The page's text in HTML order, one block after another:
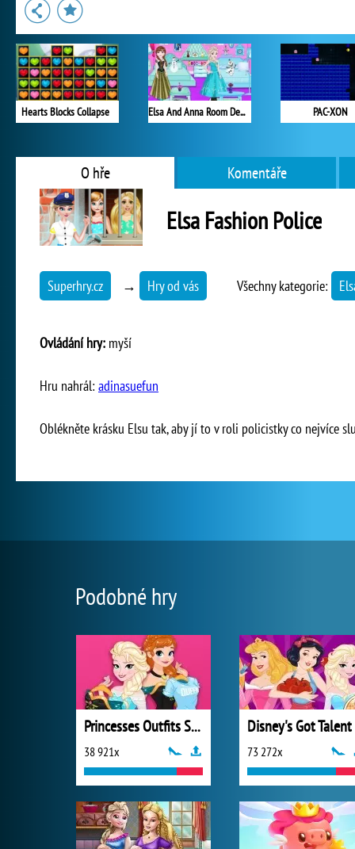
Hearts Blocks Collapse Elsa And Anna Room Decoration PAC-XON
O hře Komentáře
Elsa Fashion Police
Superhry.cz → Hry od vás Všechny kategorie:
Ovládání hry: myší
Hru nahrál: adinasuefun
Oblékněte krásku Elsu tak, aby jí to v roli policistky co nejvíce
Podobné hry
Princesses Outfits Swap
38 921x
Disney's Got Talent
73 272x